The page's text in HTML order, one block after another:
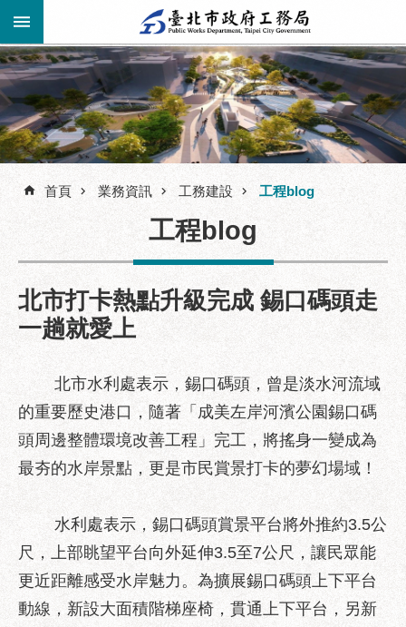
跳到主要內容區塊
進
階
搜
公
告
資
訊
服
機
關
介
業
務
訊
政
府
資
訊
開
首頁 業務資訊 工務建設 工程blog
工程blog
北市打卡熱點升級完成 錫口碼頭走
一趟就愛上
北市水利處表示，錫口碼頭，曾是淡水河流域
的重要歷史港口，隨著「成美左岸河濱公園錫口碼
頭周邊整體環境改善工程」完工，將搖身一變成為
最夯的水岸景點，更是市民賞景打卡的夢幻場域！
水利處表示，錫口碼頭賞景平台將外推約3.5公
尺，上部眺望平台向外延伸3.5至7公尺，讓民眾能
更近距離感受水岸魅力。為擴展錫口碼頭上下平台
動線，新設大面積階梯座椅，貫通上下平台，另新